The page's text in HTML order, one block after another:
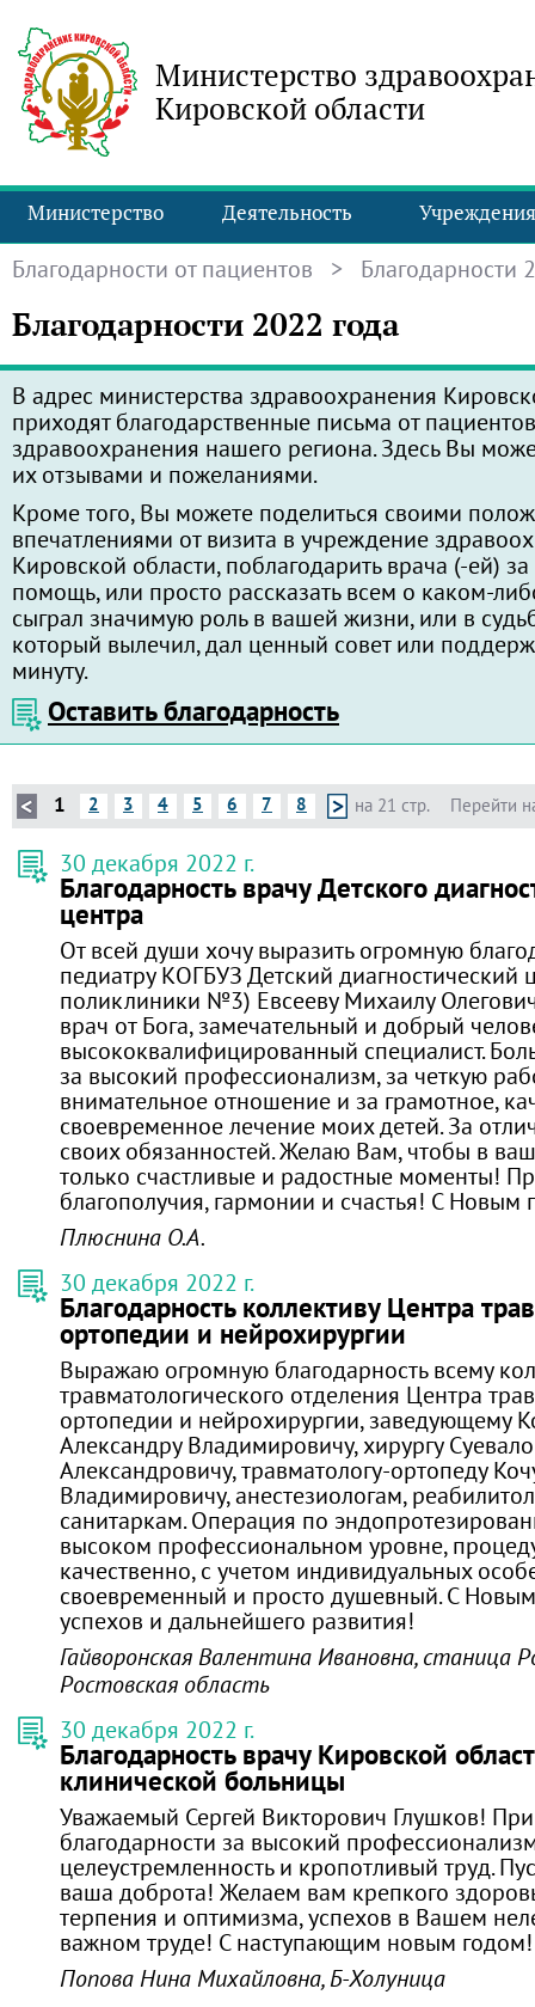
Министерство
Кировской области
Министерство Деятельность Учреждения
Благодарности от пациентов > Благодарности
Благодарности 2022 года
В адрес министерства здравоохранения
приходят благодарственные письма от
здравоохранения нашего региона. Здесь Вы
их отзывами и пожеланиями.
Кроме того, Вы можете поделиться своими
впечатлениями от визита в учреждение
Кировской области, поблагодарить врача (-ей)
помощь, или просто рассказать всем о каком-
сыграл значимую роль в вашей жизни, или в
который вылечил, дал ценный совет или
минуту.
Оставить благодарность
Перейти
1 2 3 4 5 6 7 8 на 21 стр.
30 декабря 2022 г.
Благодарность врачу Детского
центра
От всей души хочу выразить огромную
педиатру КОГБУЗ Детский диагностический
поликлиники №3) Евсееву Михаилу
врач от Бога, замечательный и добрый
высококвалифицированный специалист.
за высокий профессионализм, за четкую
внимательное отношение и за грамотное,
своевременное лечение моих детей. За
своих обязанностей. Желаю Вам, чтобы в
только счастливые и радостные моменты!
благополучия, гармонии и счастья! С Новым
Плюснина О.А.
30 декабря 2022 г.
Благодарность коллективу Центра
ортопедии и нейрохирургии
Выражаю огромную благодарность всему
травматологического отделения Центра
ортопедии и нейрохирургии, заведующему
Александру Владимировичу, хирургу
Александровичу, травматологу-ортопеду
Владимировичу, анестезиологам,
санитаркам. Операция по
высоком профессиональном уровне,
качественно, с учетом индивидуальных
своевременный и просто душевный. С
успехов и дальнейшего развития!
Гайворонская Валентина Ивановна, станица
Ростовская область
30 декабря 2022 г.
Благодарность врачу Кировской
клинической больницы
Уважаемый Сергей Викторович Глушков!
благодарности за высокий
целеустремленность и кропотливый труд.
ваша доброта! Желаем вам крепкого
терпения и оптимизма, успехов в Вашем
важном труде! С наступающим новым
Попова Нина Михайловна, Б-Холуница